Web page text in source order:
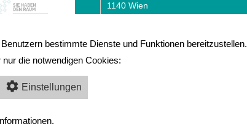
bestimmte Dienste und Funktionen bereitzustellen.
die notwendigen Cookies:
Einstellungen
MiB)
1140 Wien
e-mail:office@elsinger.at
⇒ Folgen Sie uns auf